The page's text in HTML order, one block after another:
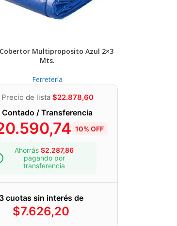
Multiproposito Azul 2×3
Mts.
Ferretería
Precio de lista $22.878,60
Contado / Transferencia
10% OFF
Ahorrás $2.287,86
pagando por
transferencia
3 cuotas sin interés de
$7.626,20